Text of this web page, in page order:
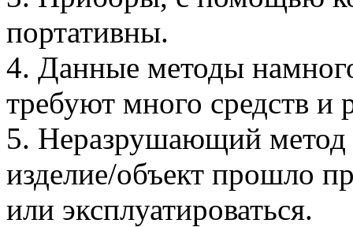
портативны.
4. Данные методы
требуют много средств и
5. Неразрушающий метод
изделие/объект прошло
или эксплуатироваться.